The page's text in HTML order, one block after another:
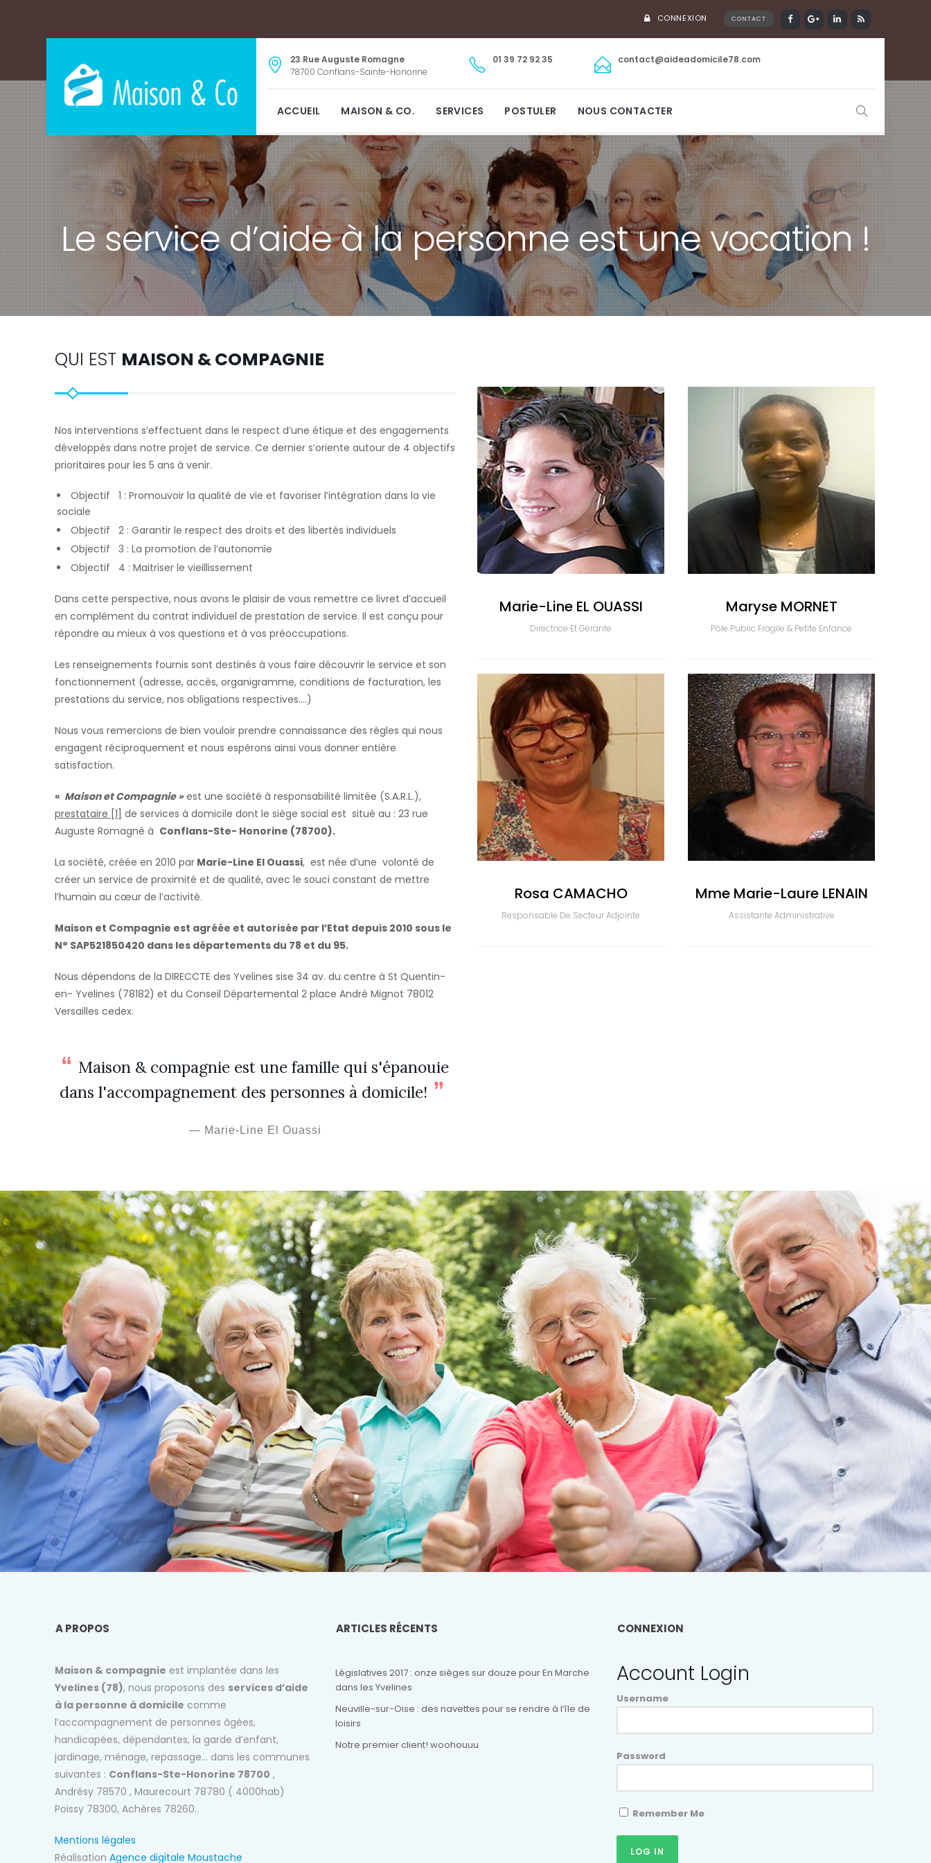
CONNEXION CONTACT
23 Rue Auguste Romagne
78700 Conflans-Sainte-Honorine
01 39 72 92 35 contact@aideadomicile78.com
ACCUEIL MAISON & CO. SERVICES POSTULER NOUS CONTACTER
Le service d’aide à la personne est une vocation !
QUI EST MAISON & COMPAGNIE
Nos interventions s’effectuent dans le respect d’une étique et des engagements
développés dans notre projet de service. Ce dernier s’oriente autour de 4 objectifs
prioritaires pour les 5 ans à venir.
Objectif 1 : Promouvoir la qualité de vie et favoriser l’intégration dans la vie
sociale
Objectif 2 : Garantir le respect des droits et des libertés individuels
Objectif 3 : La promotion de l’autonomie
Objectif 4 : Maitriser le vieillissement
Dans cette perspective, nous avons le plaisir de vous remettre ce livret d’accueil
en complément du contrat individuel de prestation de service. Il est conçu pour
répondre au mieux à vos questions et à vos préoccupations.
Les renseignements fournis sont destinés à vous faire découvrir le service et son
fonctionnement (adresse, accès, organigramme, conditions de facturation, les
prestations du service, nos obligations respectives….)
Nous vous remercions de bien vouloir prendre connaissance des règles qui nous
engagent réciproquement et nous espérons ainsi vous donner entière
satisfaction.
« Maison et Compagnie »est une société à responsabilité limitée (S.A.R.L.),
prestataire [1] de services à domicile dont le siège social est situé au : 23 rue
Auguste Romagné à Conflans-Ste- Honorine (78700).
La société, créée en 2010 par Marie-Line El Ouassi, est née d’une volonté de
créer un service de proximité et de qualité, avec le souci constant de mettre
l’humain au cœur de l’activité.
Maison et Compagnie est agréée et autorisée par l’Etat depuis 2010 sous le
N° SAP521850420 dans les départements du 78 et du 95.
Nous dépendons de la DIRECCTE des Yvelines sise 34 av. du centre à St Quentin-
en- Yvelines (78182) et du Conseil Départemental 2 place André Mignot 78012
Versailles cedex.
Maison & compagnie est une famille qui s'épanouie
dans l'accompagnement des personnes à domicile!
Marie-Line El Ouassi
Marie-Line EL OUASSI
Directrice Et Gérante
Rosa CAMACHO
Responsable De Secteur Adjointe
Maryse MORNET
Pôle Public Fragile & Petite Enfance
Mme Marie-Laure LENAIN
Assistante Administrative
A PROPOS
Maison & compagnie est implantée dans les
Yvelines (78), nous proposons des services d’aide
à la personne à domicile comme
l’accompagnement de personnes âgées,
handicapées, dépendantes, la garde d’enfant,
jardinage, ménage, repassage… dans les communes
suivantes : Conflans-Ste-Honorine 78700 ,
Andrésy 78570 , Maurecourt 78780 ( 4000hab)
Poissy 78300, Achères 78260..
Mentions légales
Réalisation Agence digitale Moustache
ARTICLES RÉCENTS
Législatives 2017 : onze sièges sur douze pour En Marche
dans les Yvelines
Neuville-sur-Oise : des navettes pour se rendre à l’île de
loisirs
Notre premier client! woohouuu
CONNEXION
Account Login
Username
Password
Remember Me